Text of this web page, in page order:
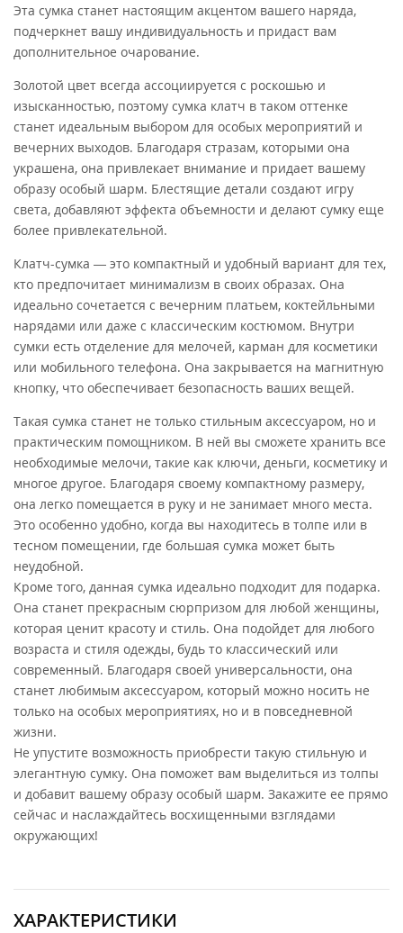
Эта сумка станет настоящим акцентом вашего наряда,
подчеркнет вашу индивидуальность и придаст вам
дополнительное очарование.
Золотой цвет всегда ассоциируется с роскошью и
изысканностью, поэтому сумка клатч в таком оттенке
станет идеальным выбором для особых мероприятий и
вечерних выходов. Благодаря стразам, которыми она
украшена, она привлекает внимание и придает вашему
образу особый шарм. Блестящие детали создают игру
света, добавляют эффекта объемности и делают сумку еще
более привлекательной.
Клатч-сумка — это компактный и удобный вариант для тех,
кто предпочитает минимализм в своих образах. Она
идеально сочетается с вечерним платьем, коктейльными
нарядами или даже с классическим костюмом. Внутри
сумки есть отделение для мелочей, карман для косметики
или мобильного телефона. Она закрывается на магнитную
кнопку, что обеспечивает безопасность ваших вещей.
Такая сумка станет не только стильным аксессуаром, но и
практическим помощником. В ней вы сможете хранить все
необходимые мелочи, такие как ключи, деньги, косметику и
многое другое. Благодаря своему компактному размеру,
она легко помещается в руку и не занимает много места.
Это особенно удобно, когда вы находитесь в толпе или в
тесном помещении, где большая сумка может быть
неудобной.
Кроме того, данная сумка идеально подходит для подарка.
Она станет прекрасным сюрпризом для любой женщины,
которая ценит красоту и стиль. Она подойдет для любого
возраста и стиля одежды, будь то классический или
современный. Благодаря своей универсальности, она
станет любимым аксессуаром, который можно носить не
только на особых мероприятиях, но и в повседневной
жизни.
Не упустите возможность приобрести такую стильную и
элегантную сумку. Она поможет вам выделиться из толпы
и добавит вашему образу особый шарм. Закажите ее прямо
сейчас и наслаждайтесь восхищенными взглядами
окружающих!
ХАРАКТЕРИСТИКИ